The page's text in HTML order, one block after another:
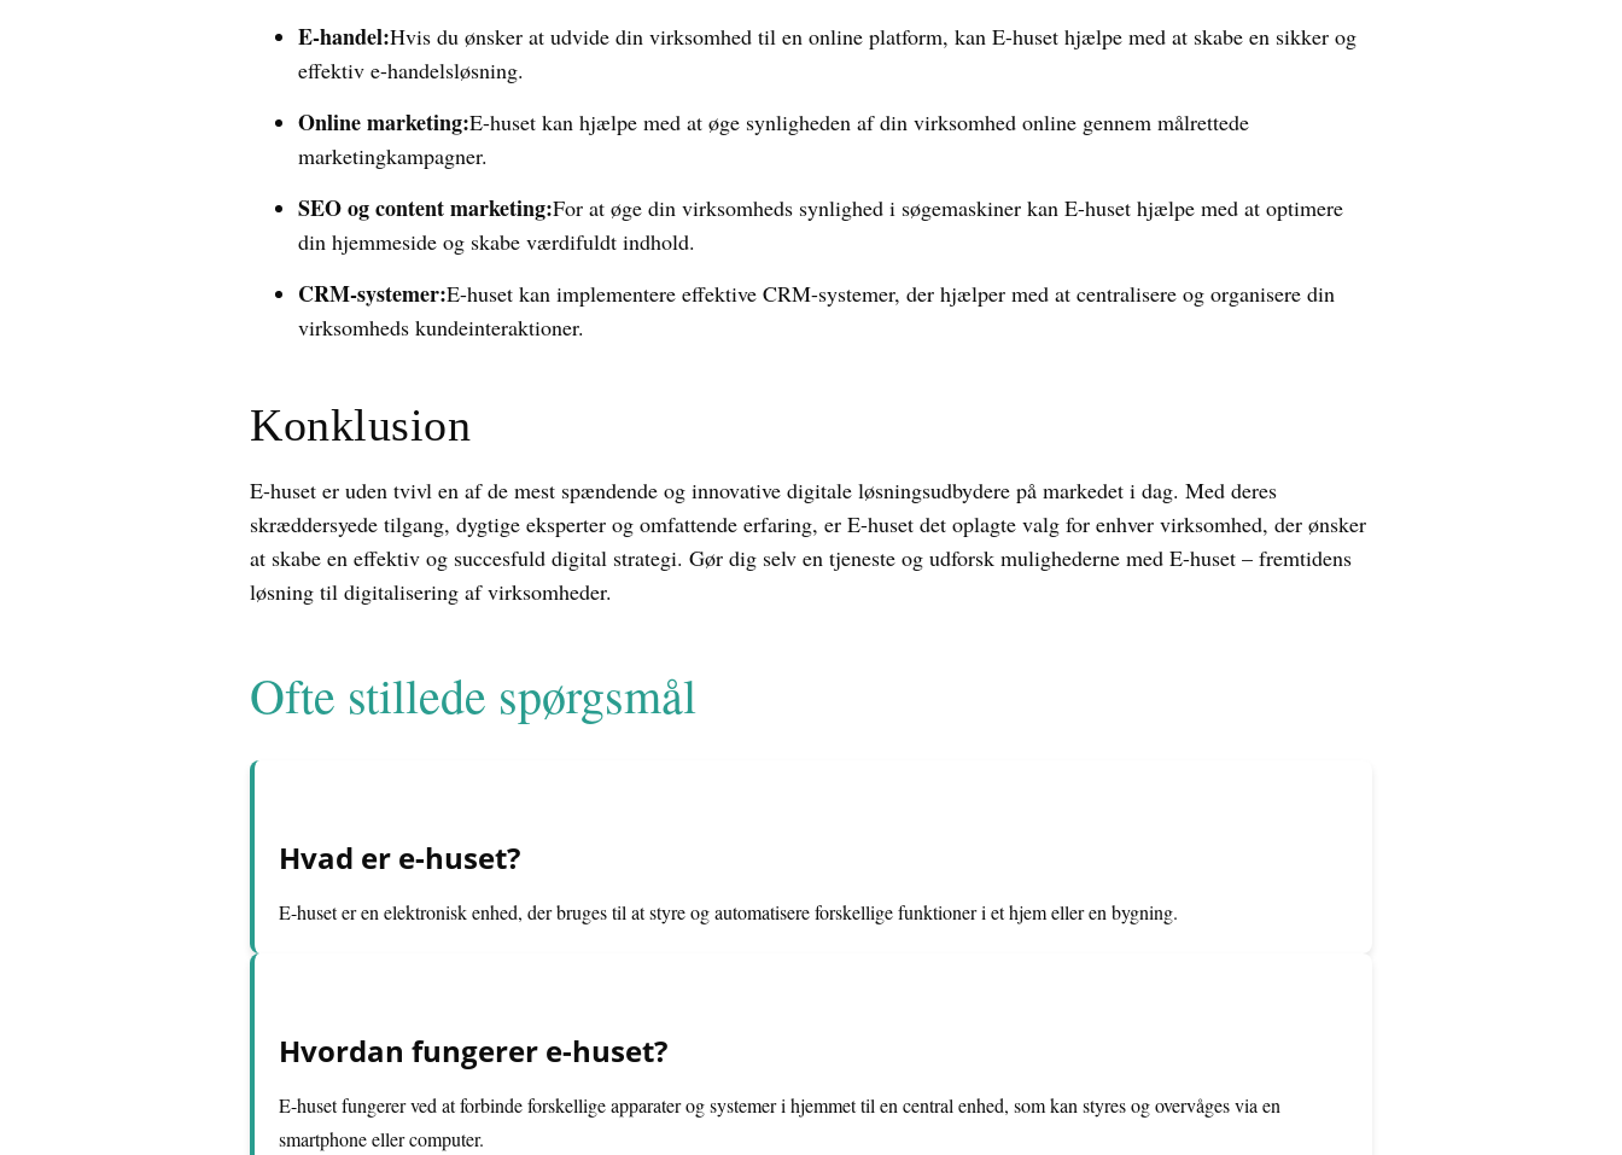
E-handel:Hvis du ønsker at udvide din virksomhed til en online platform, kan E-huset hjælpe med at skabe en sikker og
effektiv e-handelsløsning.
Online marketing:E-huset kan hjælpe med at øge synligheden af din virksomhed online gennem målrettede
marketingkampagner.
SEO og content marketing:For at øge din virksomheds synlighed i søgemaskiner kan E-huset hjælpe med at optimere
din hjemmeside og skabe værdifuldt indhold.
CRM-systemer:E-huset kan implementere effektive CRM-systemer, der hjælper med at centralisere og organisere din
virksomheds kundeinteraktioner.
Konklusion
E-huset er uden tvivl en af de mest spændende og innovative digitale løsningsudbydere på markedet i dag. Med deres
skræddersyede tilgang, dygtige eksperter og omfattende erfaring, er E-huset det oplagte valg for enhver virksomhed, der ønsker
at skabe en effektiv og succesfuld digital strategi. Gør dig selv en tjeneste og udforsk mulighederne med E-huset – fremtidens
løsning til digitalisering af virksomheder.
Ofte stillede spørgsmål
Hvad er e-huset?
E-huset er en elektronisk enhed, der bruges til at styre og automatisere forskellige funktioner i et hjem eller en bygning.
Hvordan fungerer e-huset?
E-huset fungerer ved at forbinde forskellige apparater og systemer i hjemmet til en central enhed, som kan styres og overvåges via en
smartphone eller computer.